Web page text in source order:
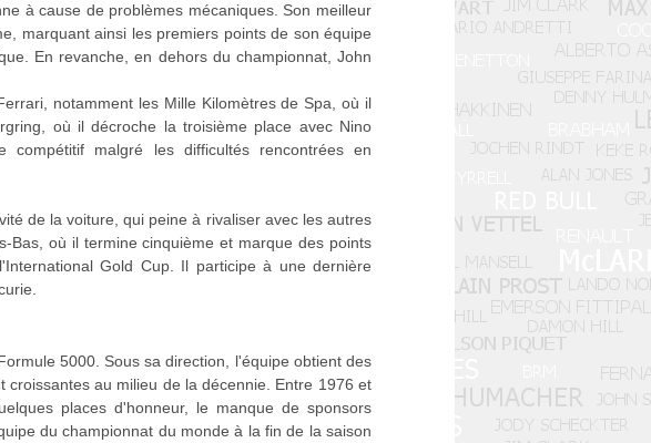
à cause de problèmes mécaniques. Son meilleur
marquant ainsi les premiers points de son équipe
En revanche, en dehors du championnat, John
notamment les Mille Kilomètres de Spa, où il
où il décroche la troisième place avec Nino
compétitif malgré les difficultés rencontrées en
de la voiture, qui peine à rivaliser avec les autres
Bas, où il termine cinquième et marque des points
Gold Cup. Il participe à une dernière
5000. Sous sa direction, l'équipe obtient des
au milieu de la décennie. Entre 1976 et
places d'honneur, le manque de sponsors
du championnat du monde à la fin de la saison